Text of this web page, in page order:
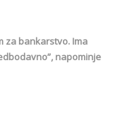
za bankarstvo. Ima
napominje